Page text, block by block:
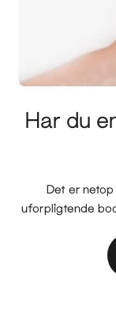
Har du
Det er
uforpligtende